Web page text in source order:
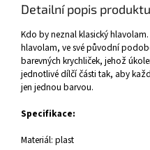
Detailní popis produktu
Kdo by neznal klasický hlavolam.
hlavolam, ve své původní
barevných krychliček, jehož
jednotlivé dílčí části tak, aby
jen jednou barvou.
Specifikace:
Materiál: plast